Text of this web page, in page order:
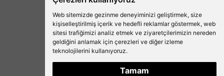
Web sitemizde gezinme deneyiminizi geliştirmek, size
kişiselleştirilmiş içerik ve hedefli reklamlar göstermek, web
sitesi trafiğimizi analiz etmek ve ziyaretçilerimizin nereden
geldiğini anlamak için çerezleri ve diğer izleme
teknolojilerini kullanıyoruz.
Tamam
Beşiktaş'ın Medyası